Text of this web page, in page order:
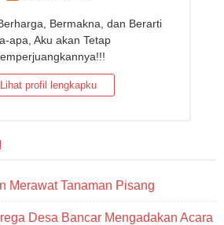
Bermakna, dan Berarti
apa, Aku akan Tetap
Lihat profil lengkapku
Merawat Tanaman Pisang
Desa Bancar Mengadakan Acara